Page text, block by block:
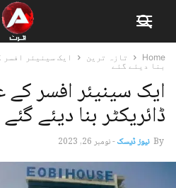
Home تازہ ترین
بنا دیئے گئے
ڈائریکٹر بنا دیئے گئے
By نیوز ڈیسک-نومبر 26, 2023